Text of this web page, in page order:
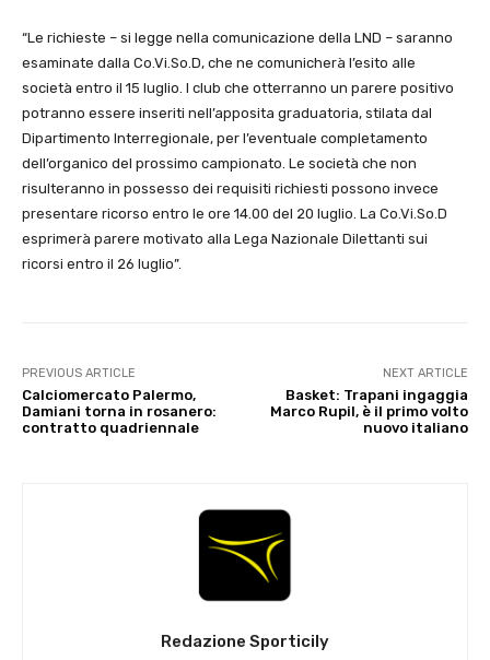
“Le richieste – si legge nella comunicazione della LND – saranno
esaminate dalla Co.Vi.So.D, che ne comunicherà l’esito alle
società entro il 15 luglio. I club che otterranno un parere positivo
potranno essere inseriti nell’apposita graduatoria, stilata dal
Dipartimento Interregionale, per l’eventuale completamento
dell’organico del prossimo campionato. Le società che non
risulteranno in possesso dei requisiti richiesti possono invece
presentare ricorso entro le ore 14.00 del 20 luglio. La Co.Vi.So.D
esprimerà parere motivato alla Lega Nazionale Dilettanti sui
ricorsi entro il 26 luglio”.
PREVIOUS ARTICLE
Calciomercato Palermo,
Damiani torna in rosanero:
contratto quadriennale
NEXT ARTICLE
Basket: Trapani ingaggia
Marco Rupil, è il primo volto
nuovo italiano
Redazione Sporticily